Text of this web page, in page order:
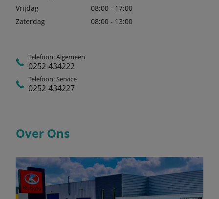
Vrijdag
08:00 - 17:00
Zaterdag
08:00 - 13:00
Telefoon: Algemeen
0252-434222
Telefoon: Service
0252-434227
Over Ons